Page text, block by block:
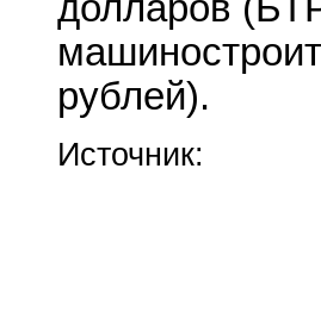
рублей).
Источник: